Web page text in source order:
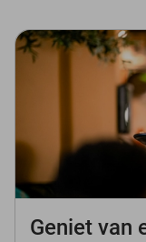
Geniet van